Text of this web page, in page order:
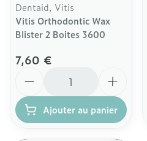
Dentaid, Vitis
Vitis Orthodontic Wax
Blister 2 Boites 3600
7,60 €
Ajouter au panier